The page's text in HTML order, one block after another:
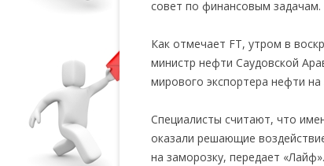
совет по финансовым задачам.
Как отмечает FT, утром в
министр нефти Саудовской
мирового экспортера нефти
Специалисты считают, что
оказали решающие
на заморозку, передает